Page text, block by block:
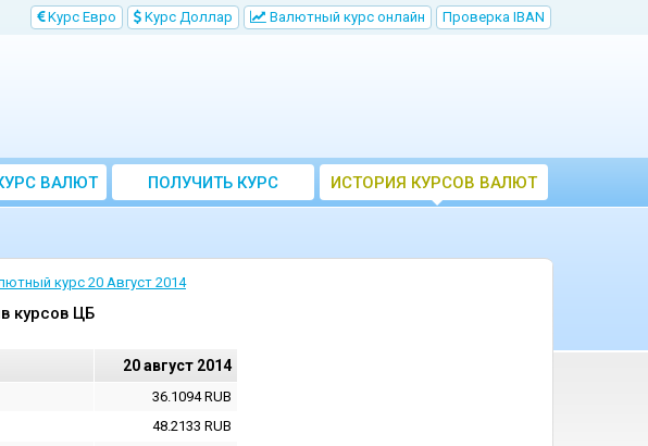
Kурс Евро Kурс Доллар Bалютный курс онлайн Проверка IBAN
ВАЛЮТ
ПОЛУЧИТЬ КУРС
ВАЛЮТ ЦБ
ИСТОРИЯ КУРСОВ ВАЛЮТ
ЦБ РФ
курс 20 Август 2014
курсов ЦБ
20 август 2014
36.1094RUB
48.2133 RUB